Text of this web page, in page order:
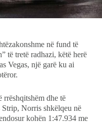
në fund të
të tretë radhazi, këtë herë
Vegas, një garë ku ai
rrëshqitshëm dhe të
Strip, Norris shkëlqeu në
kohën 1:47.934 me